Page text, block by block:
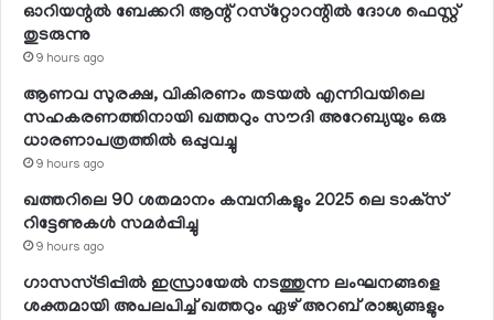
ഓറിയന്റല്‍ ബേക്കറി ആന്റ് റസ്‌റ്റോറന്റില്‍ ദോശ ഫെസ്റ്റ്
തുടരുന്നു
9 hours ago
ആണവ സുരക്ഷ, വികിരണം തടയല്‍ എന്നിവയിലെ
സഹകരണത്തിനായി ഖത്തറും സൗദി അറേബ്യയും ഒരു
ധാരണാപത്രത്തില്‍ ഒപ്പുവച്ചു
9 hours ago
ഖത്തറിലെ 90 ശതമാനം കമ്പനികളും 2025 ലെ ടാക്‌സ്
റിട്ടേണുകള്‍ സമര്‍പ്പിച്ചു
9 hours ago
ഗാസസ്ട്രിപ്പില്‍ ഇസ്രായേല്‍ നടത്തുന്ന ലംഘനങ്ങളെ
ശക്തമായി അപലപിച്ച് ഖത്തറും ഏഴ് അറബ് രാജ്യങ്ങളും